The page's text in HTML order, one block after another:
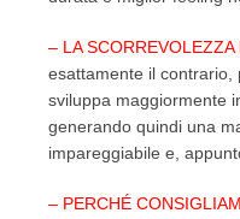
– LA
esattamente il contrario,
sviluppa maggiormente
generando quindi una
impareggiabile e,
– PERCHÉ